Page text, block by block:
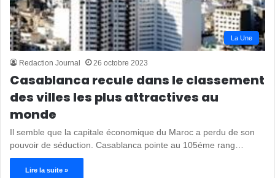
La Une
Redaction Journal 26 octobre 2023
Casablanca recule dans le classement
des villes les plus attractives au
monde
Il semble que la capitale économique du Maroc a perdu de son
pouvoir de séduction. Casablanca pointe au 105éme rang…
Lire la suite »